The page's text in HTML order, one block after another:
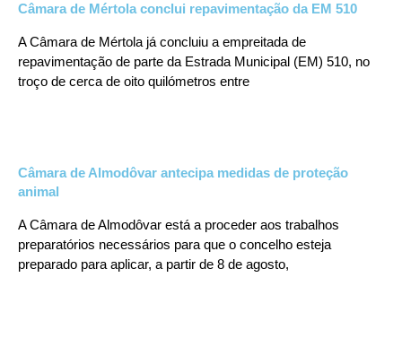
Câmara de Mértola conclui repavimentação da EM 510
A Câmara de Mértola já concluiu a empreitada de
repavimentação de parte da Estrada Municipal (EM) 510, no
troço de cerca de oito quilómetros entre
Câmara de Almodôvar antecipa medidas de proteção
animal
A Câmara de Almodôvar está a proceder aos trabalhos
preparatórios necessários para que o concelho esteja
preparado para aplicar, a partir de 8 de agosto,